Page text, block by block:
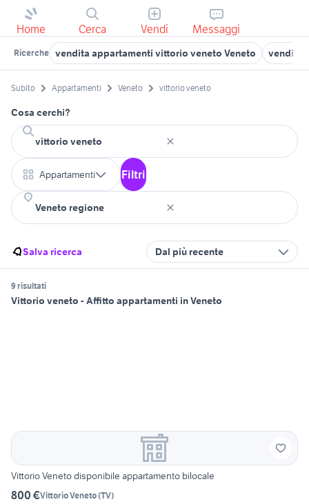
Home Cerca Vendi Messaggi
Ricerche vendita appartamenti vittorio veneto Veneto vendita
Subito Appartamenti Veneto vittorio veneto
Cosa cerchi?
Appartamenti Filtri
Salva ricerca Dal più recente
9 risultati
Vittorio veneto - Affitto appartamenti in Veneto
Vittorio Veneto disponibile appartamento bilocale
800 €Vittorio Veneto(TV)